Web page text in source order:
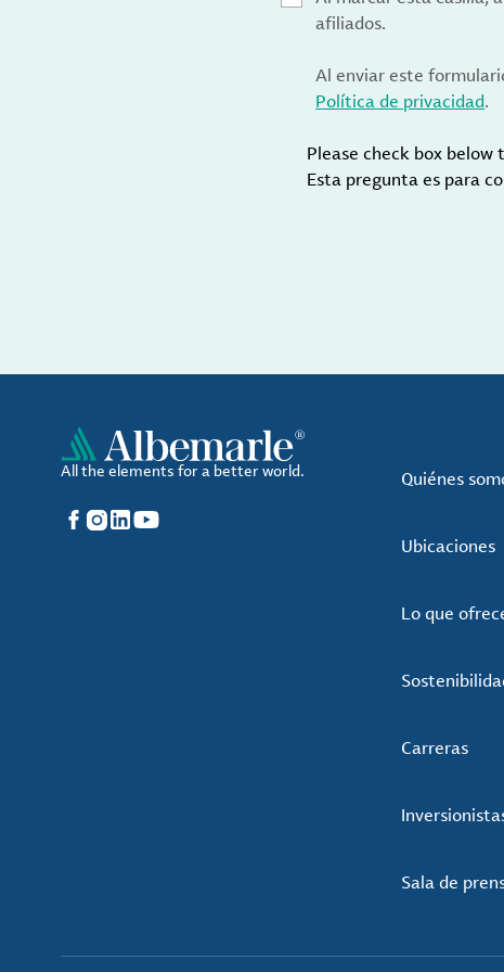
afiliados.
Al enviar este
Política de privacidad.
Please check box below
Esta pregunta es para
All the elements for a better world.
Facebook
Instagram
LinkedIn
YouTube
Quiénes
Ubicaciones
Lo que
Carreras
Sala de